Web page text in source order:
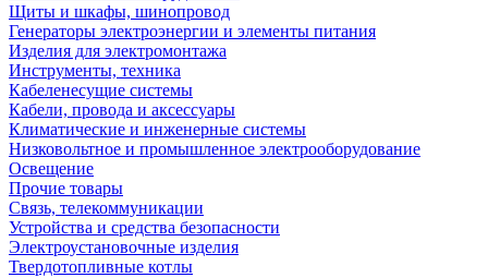
Щиты и шкафы, шинопровод
Генераторы электроэнергии и элементы питания
Изделия для электромонтажа
Инструменты, техника
Кабеленесущие системы
Кабели, провода и аксессуары
Климатические и инженерные системы
Низковольтное и промышленное электрооборудование
Освещение
Прочие товары
Связь, телекоммуникации
Устройства и средства безопасности
Электроустановочные изделия
Твердотопливные котлы